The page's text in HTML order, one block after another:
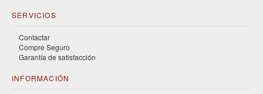
SERVICIOS
Contactar
Compre Seguro
Garantía de satisfacción
INFORMACIÓN